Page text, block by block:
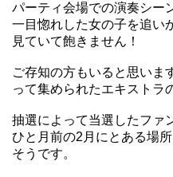
パーティ会場での演奏シー
一目惚れした女の子を追い
見ていて飽きません！
ご存知の方もいると思いま
って集められたエキストラ
抽選によって当選したファ
ひと月前の2月にとある場
そうです。